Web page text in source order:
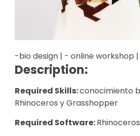
-bio design | - online workshop
Description:
Required Skills:conocimiento
Rhinoceros y Grasshopper
Required Software: